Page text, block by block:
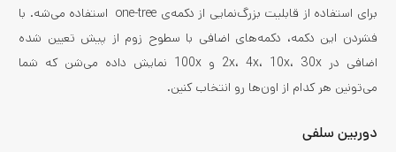
برای استفاده از قابلیت بزرگ‌نمایی از دکمه‌ی one-tree استفاده می‌شه. با
فشردن این دکمه، دکمه‌های اضافی با سطوح زوم از پیش تعیین شده
اضافی در 2x، 4x، 10x، 30x و 100x نمایش داده می‌شن که شما
می‌تونین هر کدام از اون‌ها رو انتخاب کنین.
دوربین سلفی